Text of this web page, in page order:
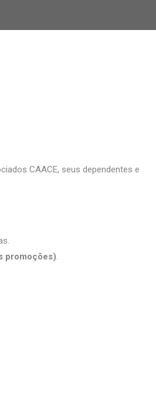
CAACE, seus dependentes e
promoções)